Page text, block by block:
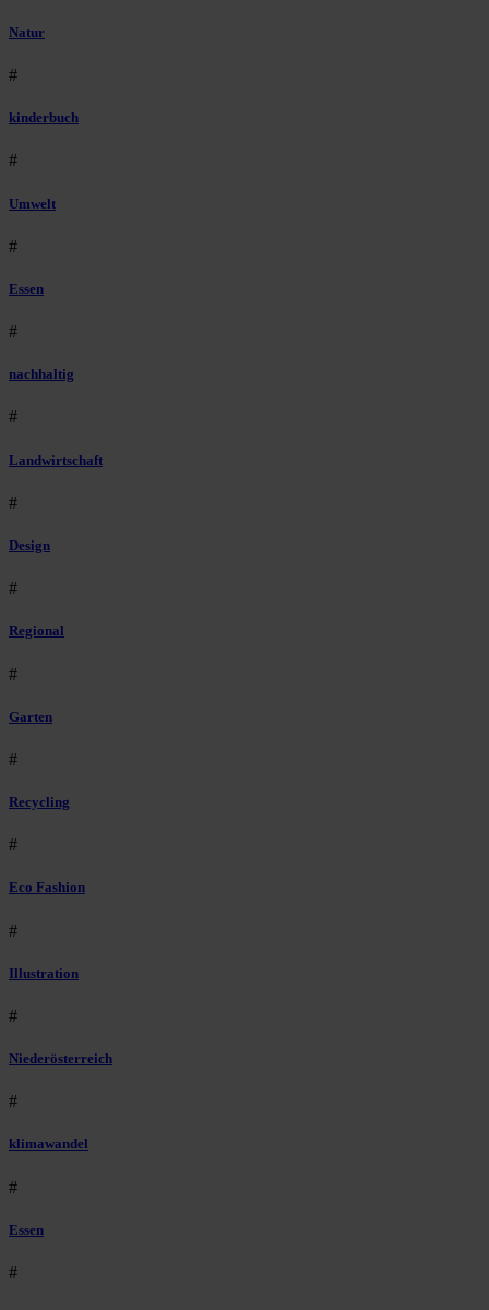
Natur
#
kinderbuch
#
Umwelt
#
Essen
#
nachhaltig
#
Landwirtschaft
#
Design
#
Regional
#
Garten
#
Recycling
#
Eco Fashion
#
Illustration
#
Niederösterreich
#
klimawandel
#
Essen
#